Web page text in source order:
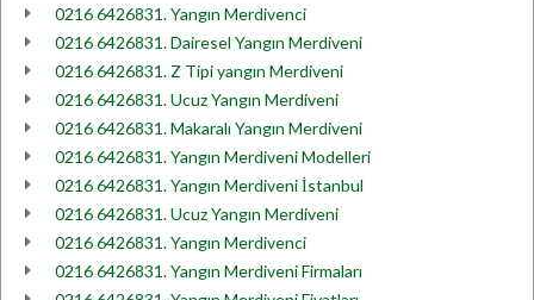
0216 6426831. Yangın Merdivenci
0216 6426831. Dairesel Yangın Merdiveni
0216 6426831. Z Tipi yangın Merdiveni
0216 6426831. Ucuz Yangın Merdiveni
0216 6426831. Makaralı Yangın Merdiveni
0216 6426831. Yangın Merdiveni Modelleri
0216 6426831. Yangın Merdiveni İstanbul
0216 6426831. Ucuz Yangın Merdiveni
0216 6426831. Yangın Merdivenci
0216 6426831. Yangın Merdiveni Firmaları